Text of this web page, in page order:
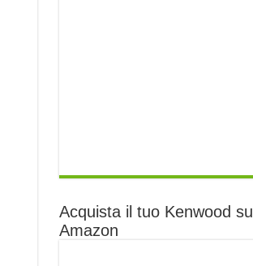
Acquista il tuo Kenwood su
Amazon